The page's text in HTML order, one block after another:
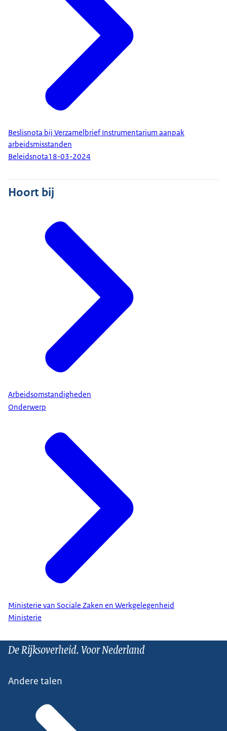
Beslisnota bij Verzamelbrief Instrumentarium aanpak
arbeidsmisstanden
Beleidsnota18-03-2024
Hoort bij
Arbeidsomstandigheden
Onderwerp
Ministerie van Sociale Zaken en Werkgelegenheid
Ministerie
De Rijksoverheid. Voor Nederland
Andere talen